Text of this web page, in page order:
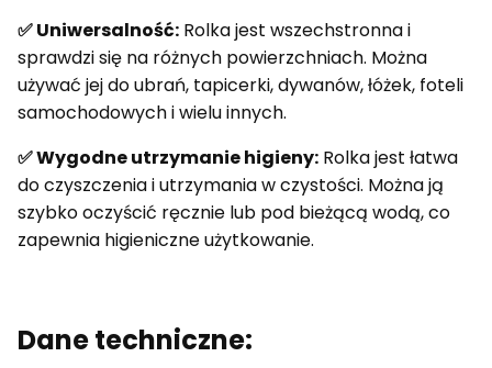
✅ Uniwersalność: Rolka jest wszechstronna i
sprawdzi się na różnych powierzchniach. Można
używać jej do ubrań, tapicerki, dywanów, łóżek, foteli
samochodowych i wielu innych.
✅ Wygodne utrzymanie higieny: Rolka jest łatwa
do czyszczenia i utrzymania w czystości. Można ją
szybko oczyścić ręcznie lub pod bieżącą wodą, co
zapewnia higieniczne użytkowanie.
Dane techniczne: